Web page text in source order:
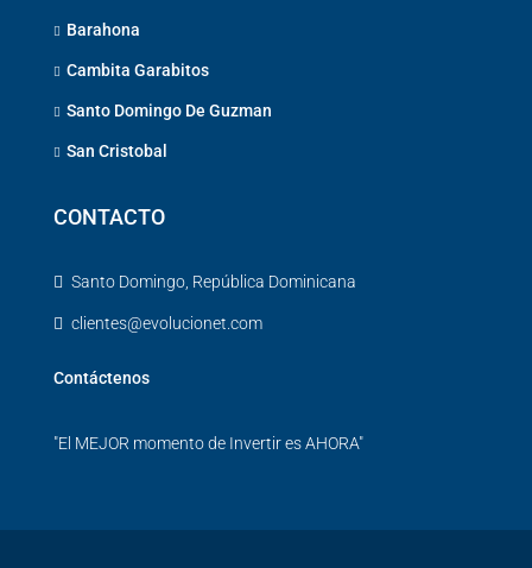
Barahona
Cambita Garabitos
Santo Domingo De Guzman
San Cristobal
CONTACTO
Santo Domingo, República Dominicana
clientes@evolucionet.com
Contáctenos
"El MEJOR momento de Invertir es AHORA"